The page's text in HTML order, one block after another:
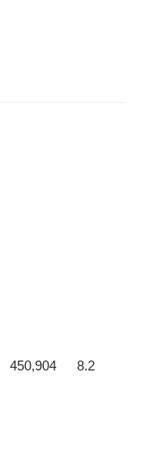
450,904 8.2